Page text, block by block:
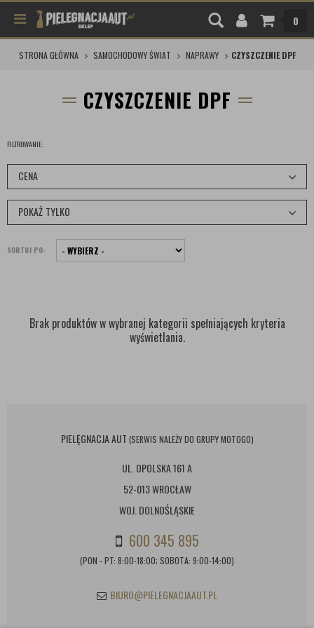
0
STRONA GŁÓWNA SAMOCHODOWY ŚWIAT NAPRAWY CZYSZCZENIE DPF
CZYSZCZENIE DPF
FILTROWANIE:
CENA
POKAŻ TYLKO
SORTUJ PO:
Brak produktów w wybranej kategorii spełniających kryteria
wyświetlania.
PIELĘGNACJA AUT (SERWIS NALEŻY DO GRUPY MOTOGO)
UL. OPOLSKA 161 A
52-013 WROCŁAW
WOJ. DOLNOŚLĄSKIE
600 345 895
(PON - PT: 8:00-18:00; SOBOTA: 9:00-14:00)
BIURO@PIELEGNACJAAUT.PL